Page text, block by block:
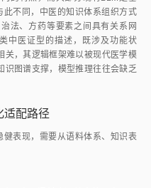
此不同，中医的知识体系组织方式
法、方药等要素之间具有关系网
中医证型的描述，既涉及功能状
关，其逻辑框架难以被现代医学模
识图谱支撑，模型推理往往会缺乏
适配路径
表现，需要从语料体系、知识表